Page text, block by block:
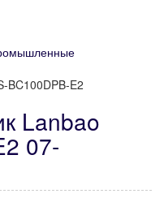
BC100DPB-E2
Lanbao
07-